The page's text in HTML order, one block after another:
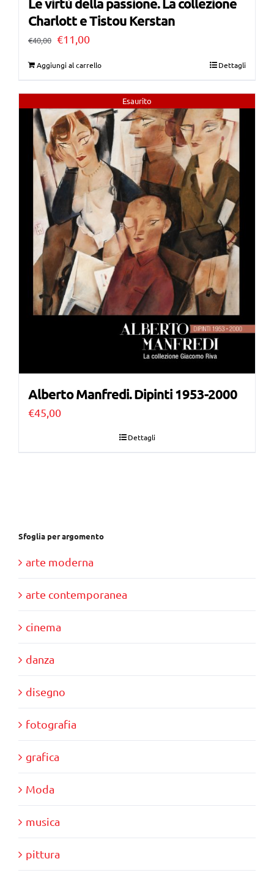
Charlott e Tistou Kerstan
€40,00 Il
era:
€40,00.
€11,00Il
è:
€11,00.
Aggiungi al carrello Dettagli
Esaurito
Alberto Manfredi. Dipinti 1953-2000
€45,00
Dettagli
Sfoglia per argomento
arte moderna
arte contemporanea
cinema
danza
disegno
fotografia
grafica
Moda
musica
pittura